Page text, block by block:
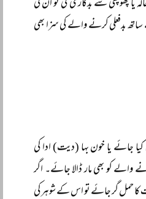
بدفعلی کرنے والے کی سزا بھی
جائے یا خون بہا (دیت) ادا کی
کو بھی مار ڈالا جائے۔ اگر
حمل گر جائے تو اس کے شوہر کی